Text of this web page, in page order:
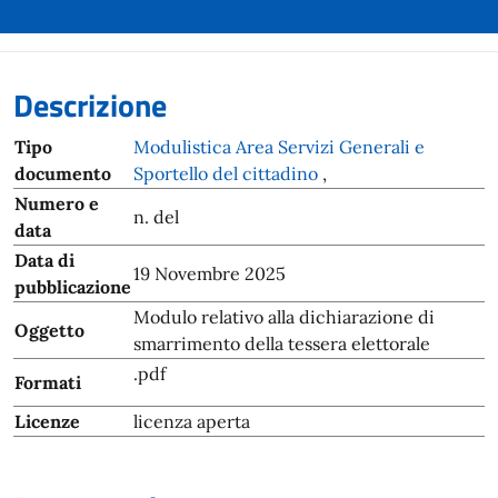
Descrizione
Tipo
documento
Modulistica Area Servizi Generali e
Sportello del cittadino ,
Numero e
data
n. del
Data di
pubblicazione
19 Novembre 2025
Oggetto
Modulo relativo alla dichiarazione di
smarrimento della tessera elettorale
Formati
.pdf
Licenze licenza aperta